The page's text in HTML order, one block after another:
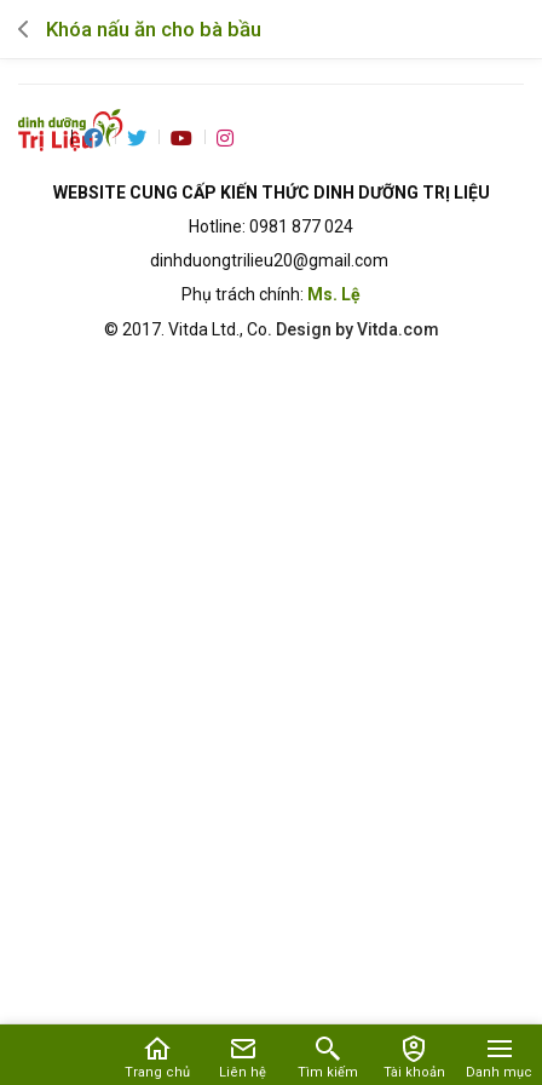
Khóa nấu ăn cho bà bầu
WEBSITE CUNG CẤP KIẾN THỨC DINH DƯỠNG TRỊ LIỆU
Hotline: 0981 877 024
dinhduongtrilieu20@gmail.com
Phụ trách chính: Ms. Lệ
© 2017. Vitda Ltd., Co. Design by Vitda.com
Trang chủ Liên hệ Tìm kiếm Tài khoản Danh mục